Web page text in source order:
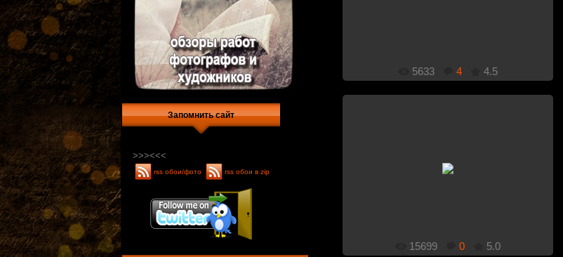
Запомнить сайт
>>><<<
rss обои/фото rss обои в zip
5633 4 4.5
15699 0 5.0